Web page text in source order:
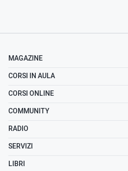
MAGAZINE
CORSI IN AULA
CORSI ONLINE
COMMUNITY
RADIO
SERVIZI
LIBRI